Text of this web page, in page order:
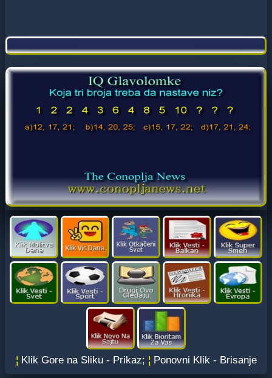
¦ Klik Gore na Sliku - Prikaz; ¦ Ponovni Klik - Brisanje